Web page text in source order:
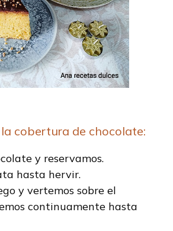
cobertura de chocolate:
y reservamos.
hasta hervir.
y vertemos sobre el
continuamente hasta